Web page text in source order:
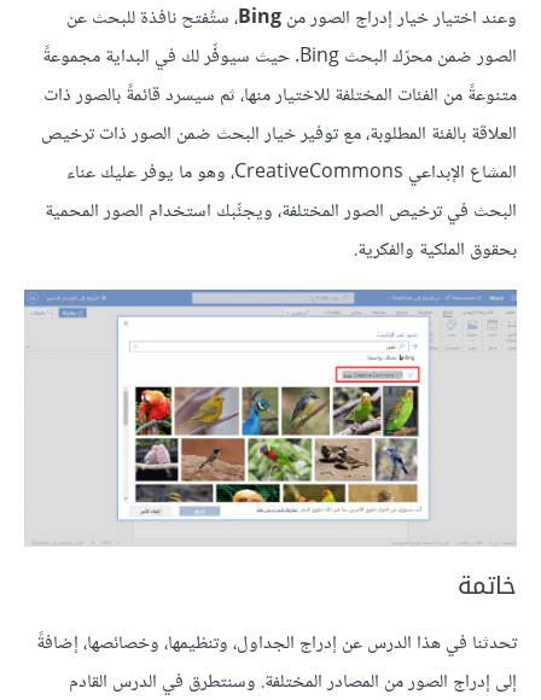
وعند اختيار خيار إدراج الصور منBing، ستُفتح نافذة للبحث عن
الصور ضمن محرّك البحث Bing. حيث سيوفِّر لك في البداية مجموعةً
متنوعةً من الفئات المختلفة للاختيار منها، ثم سيسرد قائمةً بالصور ذات
العلاقة بالفئة المطلوبة، مع توفير خيار البحث ضمن الصور ذات ترخيص
المشاع الإبداعي CreativeCommons، وهو ما يوفر عليك عناء
البحث في ترخيص الصور المختلفة، ويجنِّبك استخدام الصور المحمية
بحقوق الملكية والفكرية.
خاتمة
تحدثنا في هذا الدرس عن إدراج الجداول، وتنظيمها، وخصائصها، إضافةً
إلى إدراج الصور من المصادر المختلفة. وسنتطرق في الدرس القادم